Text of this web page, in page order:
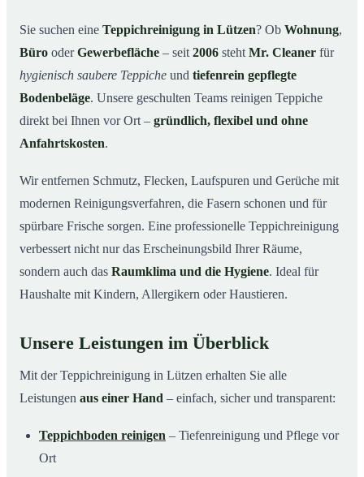
03Warum Mr. Cleaner in Lützen?
04Teppichreinigung in Lützen und Umgebung
05Jetzt Angebot einholen
Teppichreinigung in Lützen im Einsatz
Sie suchen eine Teppichreinigung in Lützen? Ob Wohnung,
Büro oderGewerbefläche – seit 2006 steht Mr. Cleaner für
hygienisch saubere Teppiche und tiefenrein gepflegte
Bodenbeläge. Unsere geschulten Teams reinigen Teppiche
direkt bei Ihnen vor Ort – gründlich, flexibel und ohne
Anfahrtskosten.
Wir entfernen Schmutz, Flecken, Laufspuren und Gerüche mit
modernen Reinigungsverfahren, die Fasern schonen und für
spürbare Frische sorgen. Eine professionelle Teppichreinigung
verbessert nicht nur das Erscheinungsbild Ihrer Räume,
sondern auch das Raumklima und die Hygiene. Ideal für
Haushalte mit Kindern, Allergikern oder Haustieren.
Unsere Leistungen im Überblick
Mit der Teppichreinigung in Lützen erhalten Sie alle
Leistungen aus einer Hand – einfach, sicher und transparent:
Teppichboden reinigen – Tiefenreinigung und Pflege vor
Ort